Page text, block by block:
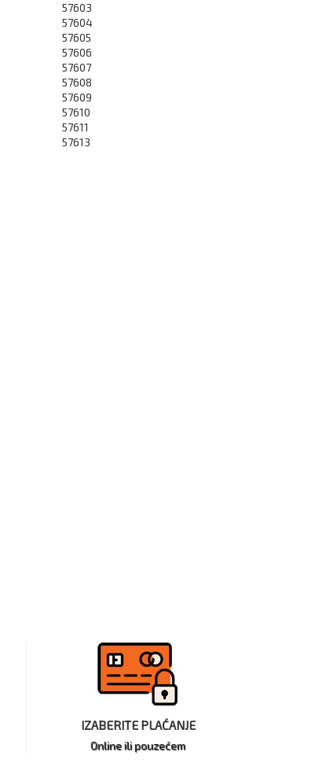
57603
57604
57605
57606
57607
57608
57609
57610
57611
57613
IZABERITE PLAĆANJE
Online ili pouzećem